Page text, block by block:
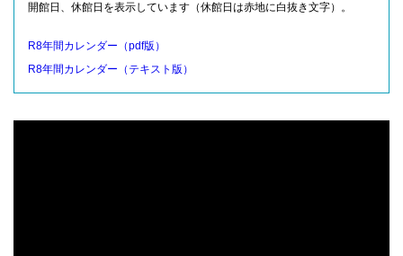
開館日、休館日を表示しています（休館日は赤地に白抜き文字）。
R8年間カレンダー（pdf版）
R8年間カレンダー（テキスト版）